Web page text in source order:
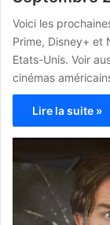
Voici les
Prime, Disney+ et
Etats-Unis. Voir
cinémas
Lire la suite »